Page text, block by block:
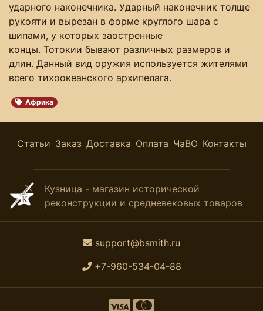
ударного наконечника. Ударный наконечник толще
рукояти и вырезан в форме круглого шара с
шипами, у которых заостренные
концы. Тотокии бывают различных размеров и
длин. Данный вид оружия используется жителями
всего тихоокеанского архипелага.
Африка
Статьи Заказ Доставка Оплата ЧаВО Контакты
Кузница - магазин исторической
реконструкции и средневековых товаров
support@bsmith.ru
+7-960-534-04-88